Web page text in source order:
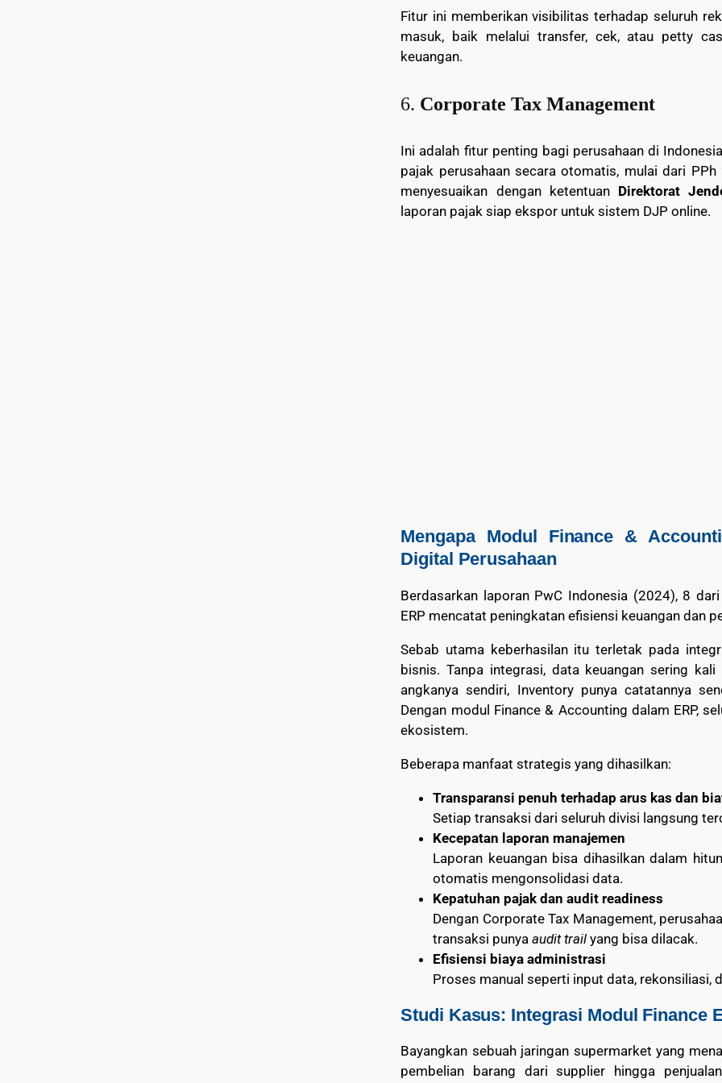
Fitur ini memberikan visibilitas terhadap seluruh
masuk, baik melalui transfer, cek, atau petty
keuangan.
6. Corporate Tax Management
Ini adalah fitur penting bagi perusahaan di
pajak perusahaan secara otomatis, mulai dari
menyesuaikan dengan ketentuan Direktorat
laporan pajak siap ekspor untuk sistem DJP online.
Mengapa Modul Finance &
Digital Perusahaan
Berdasarkan laporan PwC Indonesia (2024), 8
ERP mencatat peningkatan efisiensi keuangan dan
Sebab utama keberhasilan itu terletak pada
bisnis. Tanpa integrasi, data keuangan sering
angkanya sendiri, Inventory punya catatannya
Dengan modul Finance & Accounting dalam ERP,
ekosistem.
Beberapa manfaat strategis yang dihasilkan:
Transparansi penuh terhadap arus kas dan
Setiap transaksi dari seluruh divisi langsung
Kecepatan laporan manajemen
Laporan keuangan bisa dihasilkan dalam
otomatis mengonsolidasi data.
Kepatuhan pajak dan audit readiness
Dengan Corporate Tax Management,
transaksi punyaaudit trail yang bisa dilacak.
Efisiensi biaya administrasi
Proses manual seperti input data, rekonsiliasi,
Studi Kasus: Integrasi Modul Finance
Bayangkan sebuah jaringan supermarket yang
pembelian barang dari supplier hingga